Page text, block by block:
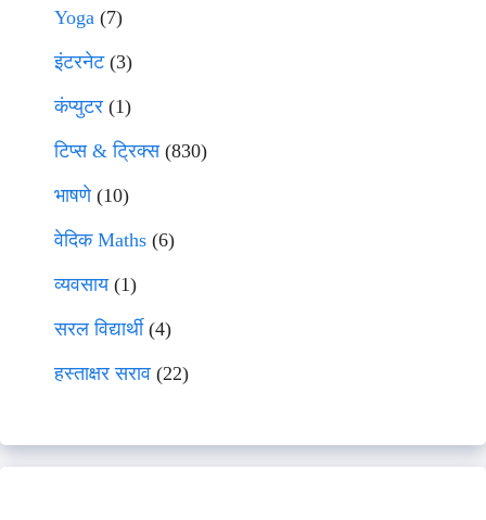
Yoga (7)
इंटरनेट(3)
कंप्युटर (1)
टिप्स & ट्रिक्स(830)
भाषणे(10)
वेदिक Maths (6)
व्यवसाय(1)
सरल विद्यार्थी(4)
हस्ताक्षर सराव (22)